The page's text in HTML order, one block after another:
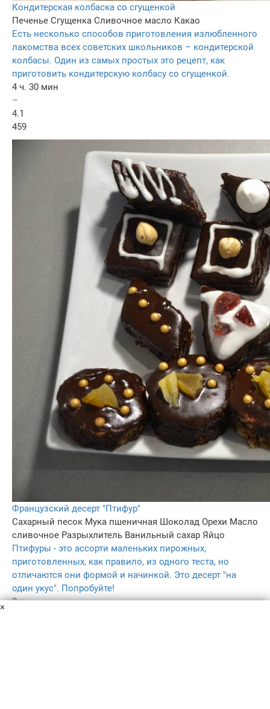
Кондитерская колбаска со сгущенкой
Печенье Сгущенка Сливочное масло Какао
Есть несколько способов приготовления излюбленного
лакомства всех советских школьников – кондитерской
колбасы. Один из самых простых это рецепт, как
приготовить кондитерскую колбасу со сгущенкой.
4 ч. 30 мин
–
4.1
459
Французский десерт "Птифур"
Сахарный песок Мука пшеничная Шоколад Орехи Масло
сливочное Разрыхлитель Ванильный сахар Яйцо
Птифуры - это ассорти маленьких пирожных,
приготовленных, как правило, из одного теста, но
отличаются они формой и начинкой. Это десерт "на
один укус". Попробуйте!
3 ч.
×